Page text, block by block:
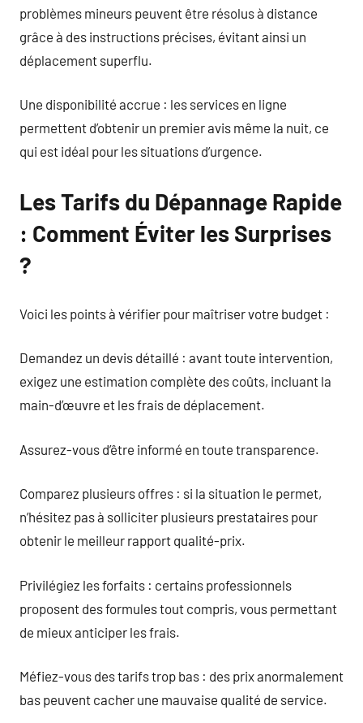
problèmes mineurs peuvent être résolus à distance
grâce à des instructions précises, évitant ainsi un
déplacement superflu.
Une disponibilité accrue : les services en ligne
permettent d’obtenir un premier avis même la nuit, ce
qui est idéal pour les situations d’urgence.
Les Tarifs du Dépannage Rapide
: Comment Éviter les Surprises
?
Voici les points à vérifier pour maîtriser votre budget :
Demandez un devis détaillé : avant toute intervention,
exigez une estimation complète des coûts, incluant la
main-d’œuvre et les frais de déplacement.
Assurez-vous d’être informé en toute transparence.
Comparez plusieurs offres : si la situation le permet,
n’hésitez pas à solliciter plusieurs prestataires pour
obtenir le meilleur rapport qualité-prix.
Privilégiez les forfaits : certains professionnels
proposent des formules tout compris, vous permettant
de mieux anticiper les frais.
Méfiez-vous des tarifs trop bas : des prix anormalement
bas peuvent cacher une mauvaise qualité de service.